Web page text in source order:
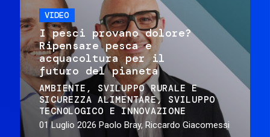
VIDEO
I pesci provano dolore?
Ripensare pesca e
acquacoltura per il
futuro del pianeta
AMBIENTE
SVILUPPO RURALE E
SICUREZZA ALIMENTARE
SVILUPPO
TECNOLOGICO E INNOVAZIONE
01 Luglio 2026 Paolo Bray, Riccardo Giacomessi